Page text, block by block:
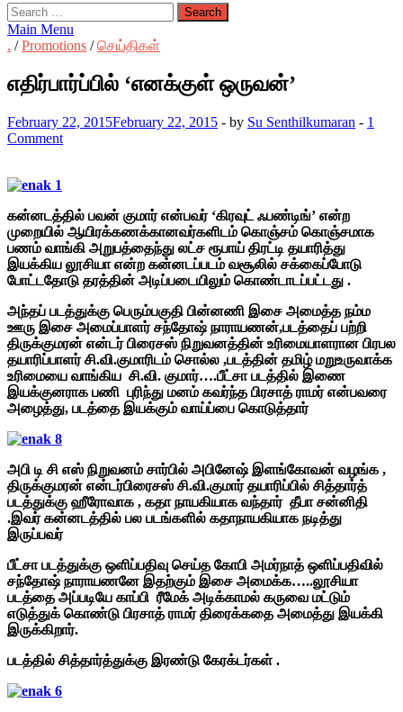
Search
for:
Main Menu
. /Promotions /செய்திகள்
எதிர்பார்ப்பில் ‘எனக்குள் ஒருவன்’
February 22, 2015February 22, 2015 - by Su Senthilkumaran - 1
Comment
கன்னடத்தில் பவன் குமார் என்பவர் ‘கிரவுட் ஃபண்டிங்’ என்ற
முறையில் ஆயிரக்கணக்கானவர்களிடம் கொஞ்சம் கொஞ்சமாக
பணம் வாங்கி அறுபத்தைந்து லட்ச ரூபாய் திரட்டி தயாரித்து
இயக்கிய லூசியா என்ற கன்னடப்படம் வசூலில் சக்கைப்போடு
போட்டதோடு தரத்தின் அடிப்படையிலும் கொண்டாடப்பட்டது .
அந்தப் படத்துக்கு பெரும்பகுதி பின்னணி இசை அமைத்த நம்ம
ஊரு இசை அமைப்பாளர் சந்தோஷ் நாராயணன்,படத்தைப் பற்றி
திருக்குமரன் என்டர் பிரைசஸ் நிறுவனத்தின் உரிமையாளரான பிரபல
தயாரிப்பாளர் சி.வி.குமாரிடம் சொல்ல ,படத்தின் தமிழ் மறுஉருவாக்க
உரிமையை வாங்கிய சி.வி. குமார்….பீட்சா படத்தில் இணை
இயக்குனராக பணி புரிந்து மனம் கவர்ந்த பிரசாத் ராமர் என்பவரை
அழைத்து, படத்தை இயக்கும் வாய்ப்பை கொடுத்தார்
அபி டி சி எஸ் நிறுவனம் சார்பில் அபினேஷ் இளங்கோவன் வழங்க ,
திருக்குமரன் என்டர்பிரைசஸ் சி.வி.குமார் தயாரிப்பில் சித்தார்த்
படத்துக்கு ஹீரோவாக , கதா நாயகியாக வந்தார் தீபா சன்னிதி
.இவர் கன்னடத்தில் பல படங்களில் கதாநாயகியாக நடித்து
இருப்பவர்
பீட்சா படத்துக்கு ஒளிப்பதிவு செய்த கோபி அமர்நாத் ஒளிப்பதிவில்
சந்தோஷ் நாராயணனே இதற்கும் இசை அமைக்க…..லூசியா
படத்தை அப்படியே காப்பி ரீமேக் அடிக்காமல் கருவை மட்டும்
எடுத்துக் கொண்டு பிரசாத் ராமர் திரைக்கதை அமைத்து இயக்கி
இருக்கிறார்.
படத்தில் சித்தார்த்துக்கு இரண்டு கேரக்டர்கள் .